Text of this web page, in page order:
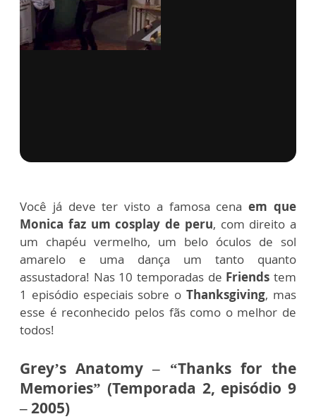
Você já deve ter visto a famosa cenaem que
Monica faz um cosplay de peru, com direito a
um chapéu vermelho, um belo óculos de sol
amarelo e uma dança um tanto quanto
assustadora! Nas 10 temporadas de Friendstem
1 episódio especiais sobre oThanksgiving, mas
esse é reconhecido pelos fãs como o melhor de
todos!
Grey’s Anatomy – “Thanks for the
Memories” (Temporada 2, episódio 9
– 2005)